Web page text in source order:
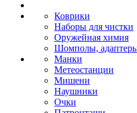
Коврики
Наборы для чистки
Оружейная химия
Шомполы,
Манки
Метеостанции
Мишени
Наушники
Очки